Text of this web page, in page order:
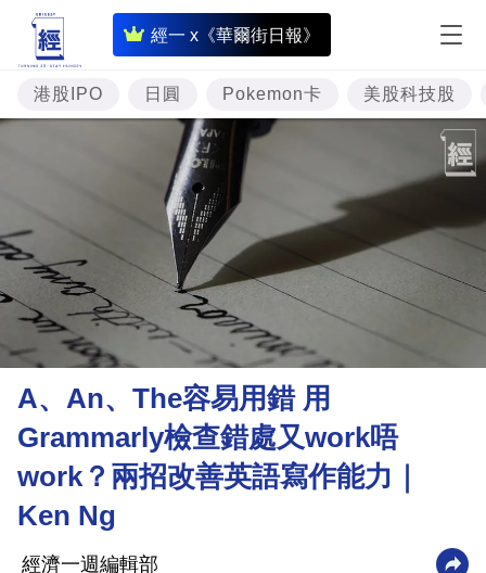
經一 x《華爾街日報》
即
時
財
經
市
理
商
業
港股IPO 日圓 Pokemon卡 美股科技股
A、An、The容易用錯 用
Grammarly檢查錯處又work唔
work？兩招改善英語寫作能力｜
Ken Ng
經濟一週編輯部